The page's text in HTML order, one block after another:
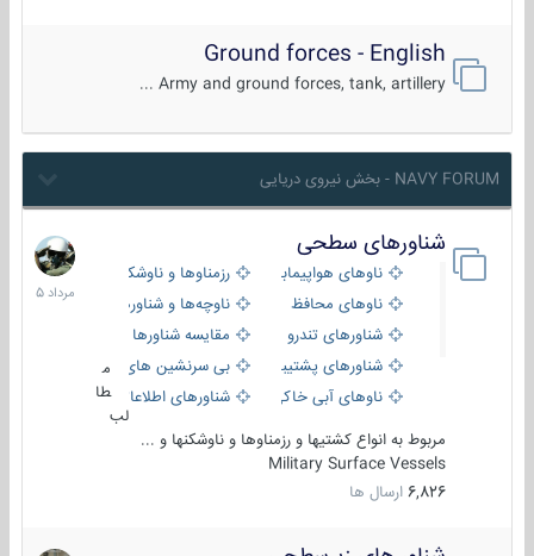
Ground forces - English
Army and ground forces, tank, artillery ...
NAVY FORUM - بخش نیروی دریایی
شناورهای سطحی
ناوهای هواپیمابر و بالگرد بررزمناوها و ناوشکن‌ها
ناوهای محافظ
ناوچه‌ها و شناورهای گشتی
شناورهای تندرو
مقایسه شناورها
شناورهای پشتیبانی
بی سرنشین های دریایی
ناوهای آبی خاکی و نیروبرشناورهای اطلاعاتی و جاسوسی
طا
لب
مربوط به انواع کشتیها و رزمناوها و ناوشکنها و ...
Military Surface Vessels
6,826 ارسال ها
2
مرداد
1405